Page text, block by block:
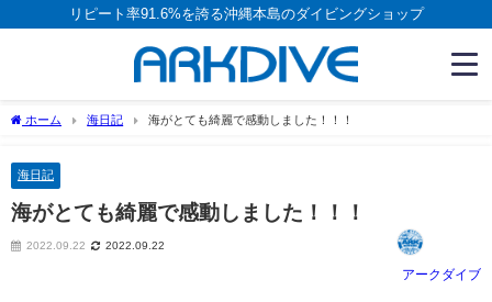
リピート率91.6%を誇る沖縄本島のダイビングショップ
ホーム 海日記 海がとても綺麗で感動しました！！！
海日記
海がとても綺麗で感動しました！！！
2022.09.22 2022.09.22
アークダイブ